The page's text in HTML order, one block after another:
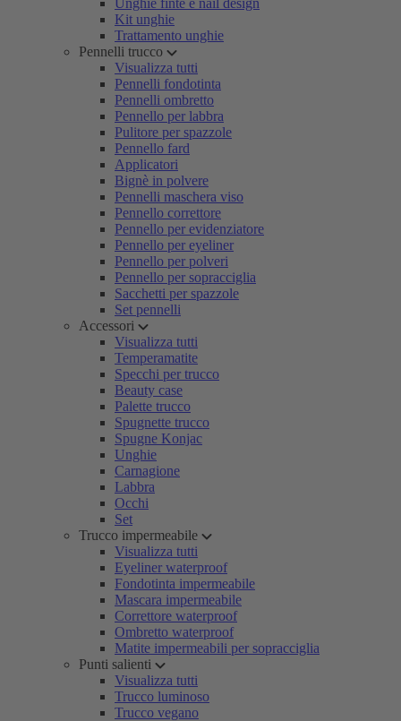
Unghie finte e nail design
Kit unghie
Trattamento unghie
Pennelli trucco
Visualizza tutti
Pennelli fondotinta
Pennelli ombretto
Pennello per labbra
Pulitore per spazzole
Pennello fard
Applicatori
Bignè in polvere
Pennelli maschera viso
Pennello correttore
Pennello per evidenziatore
Pennello per eyeliner
Pennello per polveri
Pennello per sopracciglia
Sacchetti per spazzole
Set pennelli
Accessori
Visualizza tutti
Temperamatite
Specchi per trucco
Beauty case
Palette trucco
Spugnette trucco
Spugne Konjac
Unghie
Carnagione
Labbra
Occhi
Set
Trucco impermeabile
Visualizza tutti
Eyeliner waterproof
Fondotinta impermeabile
Mascara impermeabile
Correttore waterproof
Ombretto waterproof
Matite impermeabili per sopracciglia
Punti salienti
Visualizza tutti
Trucco luminoso
Trucco vegano